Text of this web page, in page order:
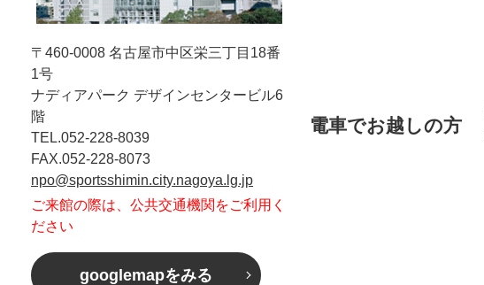
〒460-0008 名古屋市中区栄三丁目18番
1号
ナディアパーク デザインセンタービル6
階
TEL.052-228-8039
FAX.052-228-8073
npo@sportsshimin.city.nagoya.lg.jp
ご来館の際は、公共交通機関をご利用く
ださい
googlemapをみる
電車でお越しの方